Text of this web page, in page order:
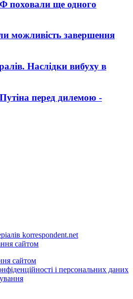
поховали ще одного
можливість завершення
Наслідки вибуху в
перед дилемою -
korrespondent.net
сайтом
сайтом
і персональних даних